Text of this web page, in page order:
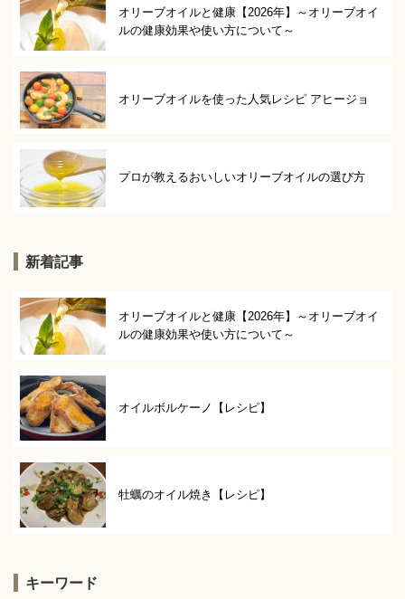
オリーブオイルと健康【2026年】～オリーブオイ
ルの健康効果や使い方について～
オリーブオイルを使った人気レシピ アヒージョ
プロが教えるおいしいオリーブオイルの選び方
新着記事
オリーブオイルと健康【2026年】～オリーブオイ
ルの健康効果や使い方について～
オイルボルケーノ【レシピ】
牡蠣のオイル焼き【レシピ】
キーワード